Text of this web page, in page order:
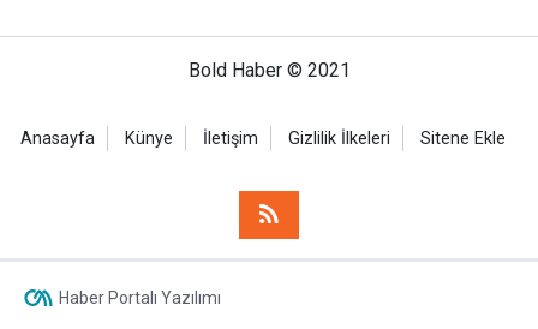
Bold Haber © 2021
Anasayfa Künye İletişim Gizlilik İlkeleri Sitene Ekle
Haber Portalı Yazılımı